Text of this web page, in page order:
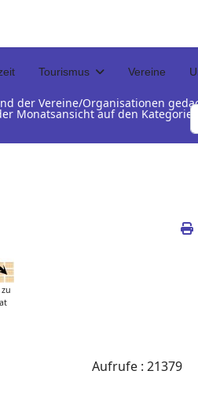
Tourismus Vereine
der Vereine/Organisationen
Monatsansicht auf den
Aufrufe: 21379